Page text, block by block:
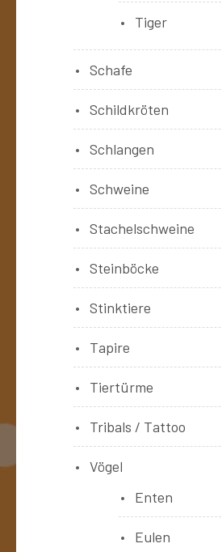
Tiger
Schafe
Schildkröten
Schlangen
Schweine
Stachelschweine
Steinböcke
Stinktiere
Tapire
Tiertürme
Tribals / Tattoo
Vögel
Enten
Eulen